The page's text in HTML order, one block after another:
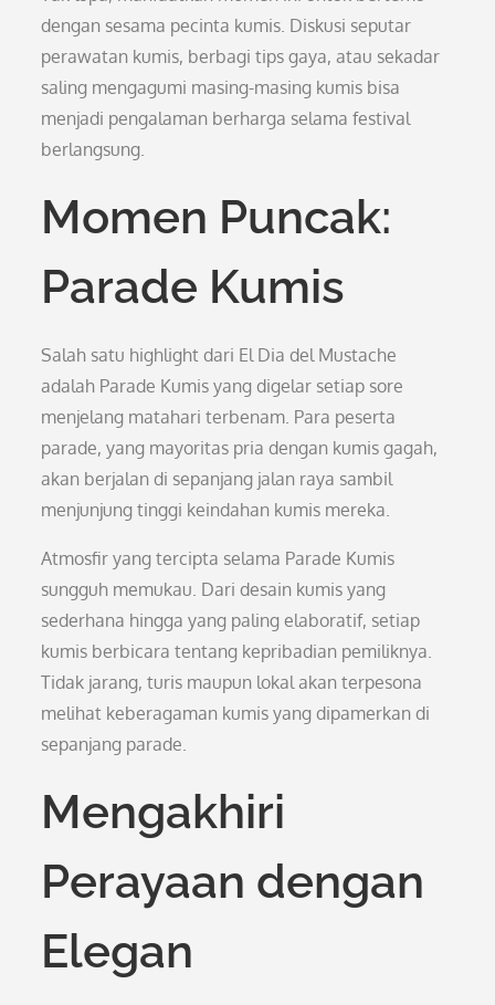
dengan sesama pecinta kumis. Diskusi seputar
perawatan kumis, berbagi tips gaya, atau sekadar
saling mengagumi masing-masing kumis bisa
menjadi pengalaman berharga selama festival
berlangsung.
Momen Puncak:
Parade Kumis
Salah satu highlight dari El Dia del Mustache
adalah Parade Kumis yang digelar setiap sore
menjelang matahari terbenam. Para peserta
parade, yang mayoritas pria dengan kumis gagah,
akan berjalan di sepanjang jalan raya sambil
menjunjung tinggi keindahan kumis mereka.
Atmosfir yang tercipta selama Parade Kumis
sungguh memukau. Dari desain kumis yang
sederhana hingga yang paling elaboratif, setiap
kumis berbicara tentang kepribadian pemiliknya.
Tidak jarang, turis maupun lokal akan terpesona
melihat keberagaman kumis yang dipamerkan di
sepanjang parade.
Mengakhiri
Perayaan dengan
Elegan